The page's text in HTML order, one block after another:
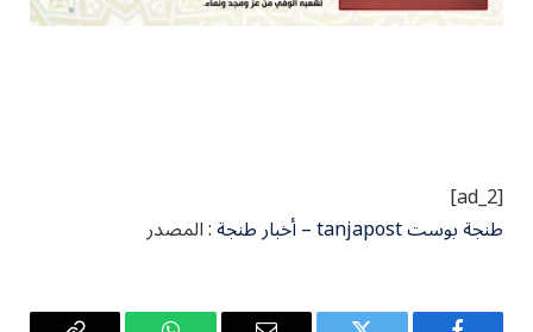
[ad_2]
طنجة بوست tanjapost – أخبار طنجة : المصدر